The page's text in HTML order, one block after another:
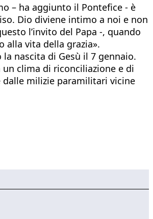
– ha aggiunto il Pontefice - è
Dio diviene intimo a noi e non
l’invito del Papa -, quando
alla vita della grazia».
nascita di Gesù il 7 gennaio.
clima di riconciliazione e di
dalle milizie paramilitari vicine